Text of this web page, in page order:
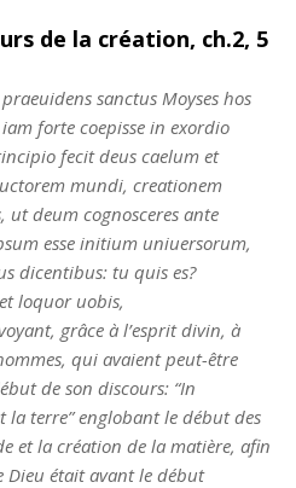
de la création, ch.2, 5
sanctus Moyses hos
forte coepisse in exordio
fecit deus caelum et
mundi, creationem
ut deum cognosceres ante
esse initium uniuersorum,
dicentibus: tu quis es?
loquor uobis,
grâce à l’esprit divin, à
qui avaient peut-être
de son discours: “In
la terre” englobant le début des
et la création de la matière, afin
Dieu était avant le début